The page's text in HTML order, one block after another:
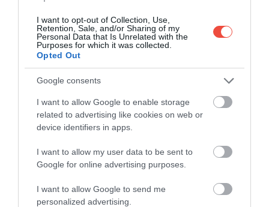
I want to opt-out of Collection, Use,
Retention, Sale, and/or Sharing of my
Personal Data that Is Unrelated with the
Purposes for which it was collected.
Opted Out
Google consents
I want to allow Google to enable storage
related to advertising like cookies on web or
device identifiers in apps.
I want to allow my user data to be sent to
Google for online advertising purposes.
I want to allow Google to send me
personalized advertising.
este faptul că China a închis ascensiunea pe Everest
dinspre versantul tibetan. Oficialii din Nepal spun că
cele mai multe cereri au venit anul acesta din China,
urmată de SUA și India. Nepalul are pe teritoriul său
vârfuri ale lumii, precum și 462 de vârfuri de mare
altitudine încă neescaladate. Din permisele pentru
Everest, țara a obținut 7,1 milioane de dolari.